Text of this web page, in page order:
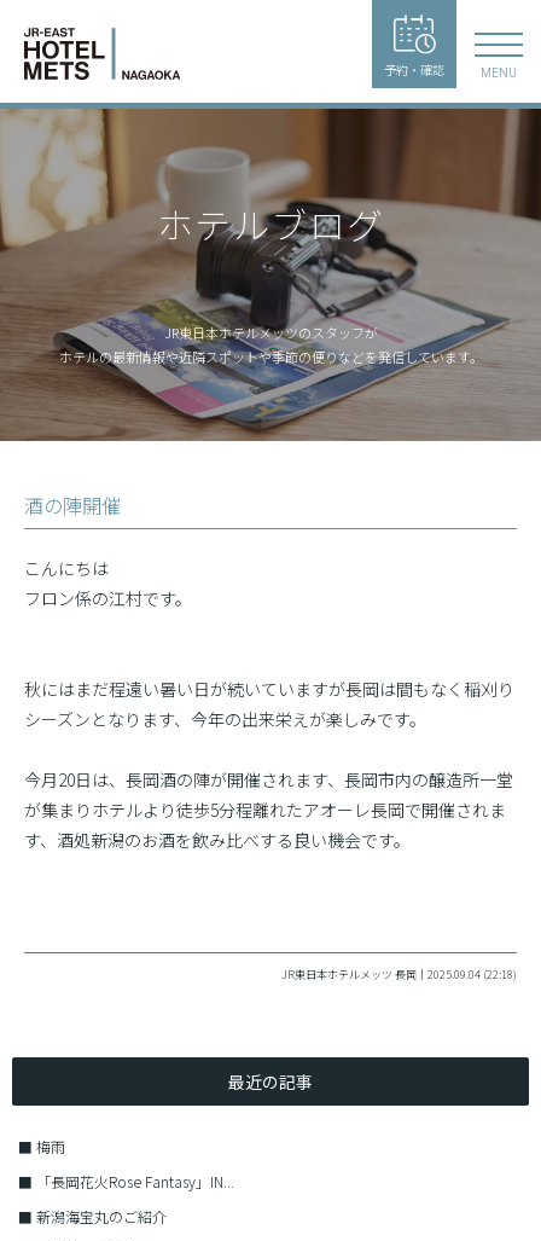
予約・確認 MENU
ホテルブログ
JR東日本ホテルメッツのスタッフが
ホテルの最新情報や近隣スポットや季節の便りなどを発信しています。
酒の陣開催
こんにちは
フロン係の江村です。
秋にはまだ程遠い暑い日が続いていますが長岡は間もなく稲刈り
シーズンとなります、今年の出来栄えが楽しみです。
今月20日は、長岡酒の陣が開催されます、長岡市内の醸造所一堂
が集まりホテルより徒歩5分程離れたアオーレ長岡で開催されま
す、酒処新潟のお酒を飲み比べする良い機会です。
JR東日本ホテルメッツ 長岡｜2025.09.04 (22:18)
最近の記事
■ 梅雨
■
「長岡花火Rose Fantasy」IN...
■ 新潟海宝丸のご紹介